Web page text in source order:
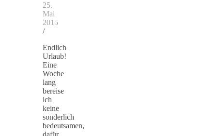
25.
Mai
2015
/
Endlich
Urlaub!
Eine
Woche
lang
bereise
ich
keine
sonderlich
bedeutsamen,
dafür